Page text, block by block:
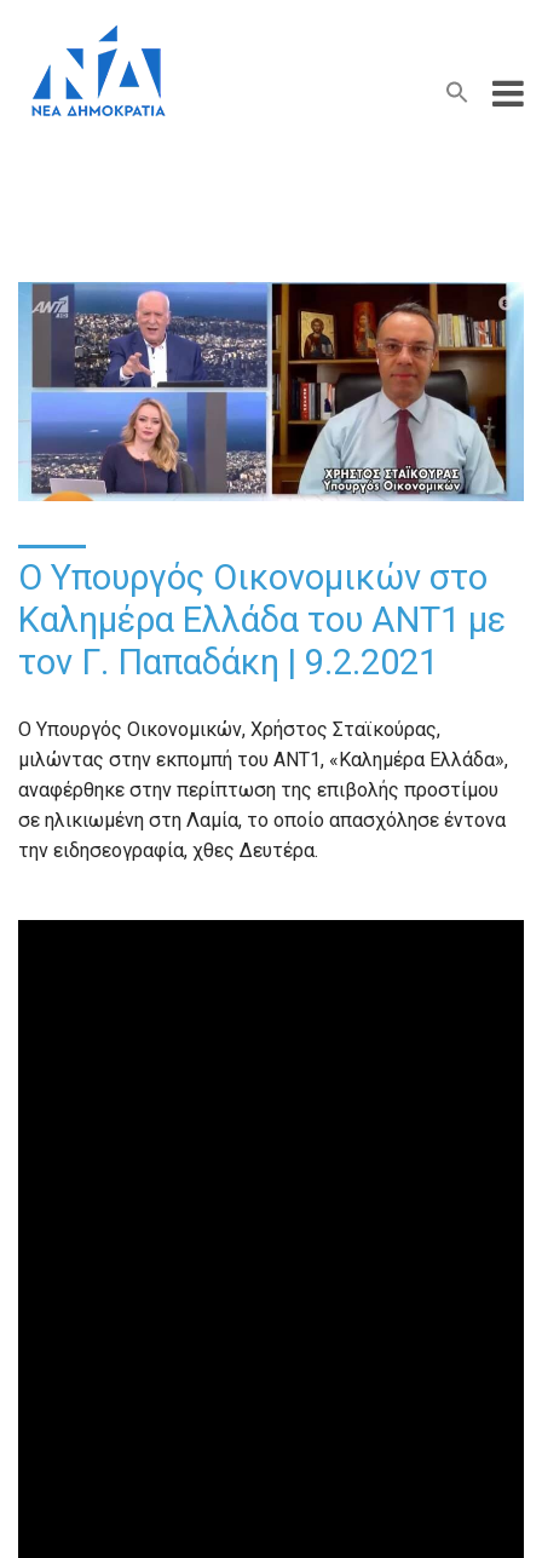
Search
Search Button
Ο Υπουργός Οικονομικών στο
Καλημέρα Ελλάδα του ΑΝΤ1 με
τον Γ. Παπαδάκη | 9.2.2021
Ο Υπουργός Οικονομικών, Χρήστος Σταϊκούρας,
μιλώντας στην εκπομπή του ΑΝΤ1, «Καλημέρα Ελλάδα»,
αναφέρθηκε στην περίπτωση της επιβολής προστίμου
σε ηλικιωμένη στη Λαμία, το οποίο απασχόλησε έντονα
την ειδησεογραφία, χθες Δευτέρα.